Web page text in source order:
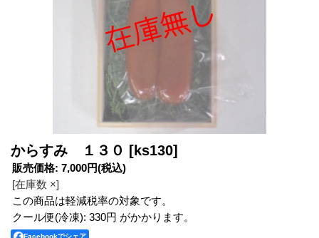
からすみ １３０ [ks130]
販売価格: 7,000円(税込)
[在庫数 ×]
この商品は軽減税率の対象です。
クール便(冷凍): 330円 がかかります。
Facebookでシェア